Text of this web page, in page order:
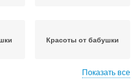
Красоты от бабушки
Показать все